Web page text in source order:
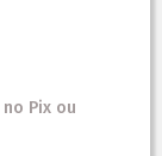
no Pix ou